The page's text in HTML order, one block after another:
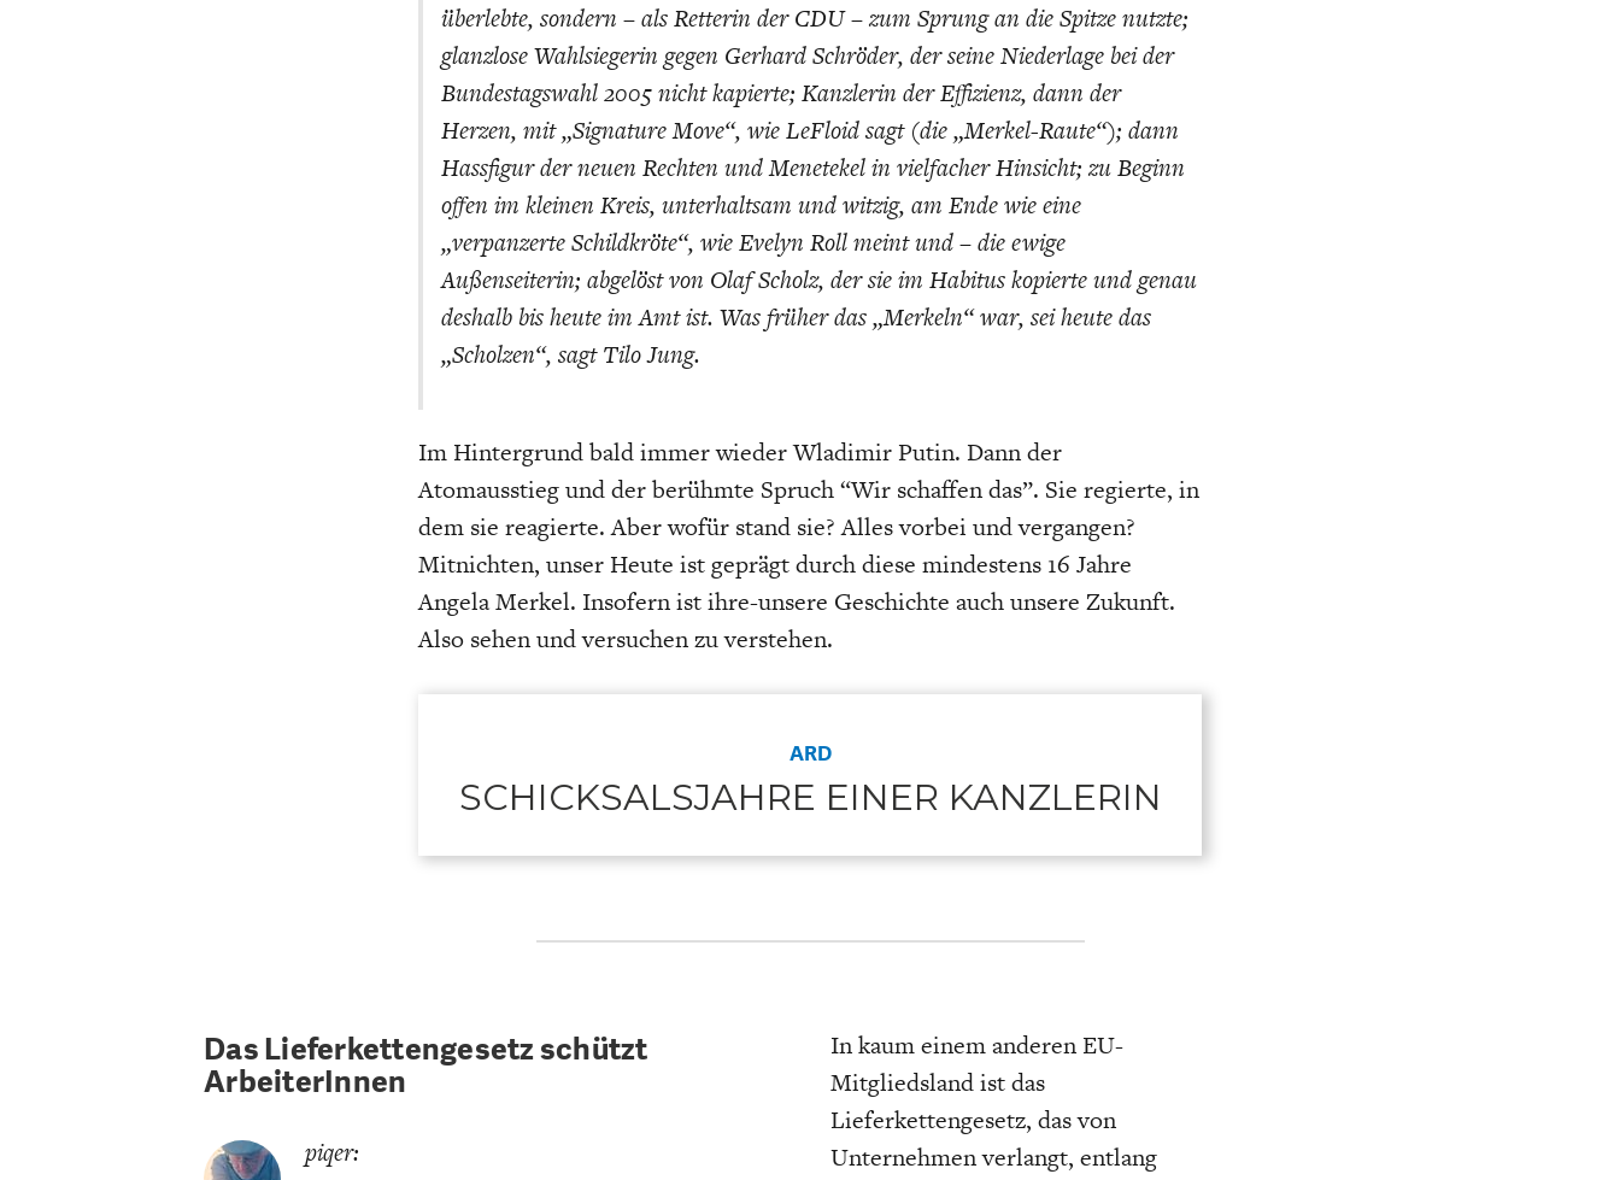
überlebte, sondern – als Retterin der CDU – zum Sprung an die Spitze nutzte;
glanzlose Wahlsiegerin gegen Gerhard Schröder, der seine Niederlage bei der
Bundestagswahl 2005 nicht kapierte; Kanzlerin der Effizienz, dann der
Herzen, mit „Signature Move“, wie LeFloid sagt (die „Merkel-Raute“); dann
Hassfigur der neuen Rechten und Menetekel in vielfacher Hinsicht; zu Beginn
offen im kleinen Kreis, unterhaltsam und witzig, am Ende wie eine
„verpanzerte Schildkröte“, wie Evelyn Roll meint und – die ewige
Außenseiterin; abgelöst von Olaf Scholz, der sie im Habitus kopierte und genau
deshalb bis heute im Amt ist. Was früher das „Merkeln“ war, sei heute das
„Scholzen“, sagt Tilo Jung.
Im Hintergrund bald immer wieder Wladimir Putin. Dann der
Atomausstieg und der berühmte Spruch “Wir schaffen das”. Sie regierte, in
dem sie reagierte. Aber wofür stand sie? Alles vorbei und vergangen?
Mitnichten, unser Heute ist geprägt durch diese mindestens 16 Jahre
Angela Merkel. Insofern ist ihre-unsere Geschichte auch unsere Zukunft.
Also sehen und versuchen zu verstehen.
ARD
SCHICKSALSJAHRE EINER KANZLERIN
Das Lieferkettengesetz schützt
ArbeiterInnen
piqer:
In kaum einem anderen EU-
Mitgliedsland ist das
Lieferkettengesetz, das von
Unternehmen verlangt, entlang